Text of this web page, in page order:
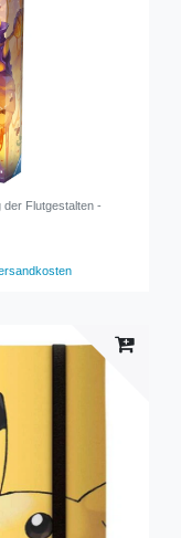
der Flutgestalten -